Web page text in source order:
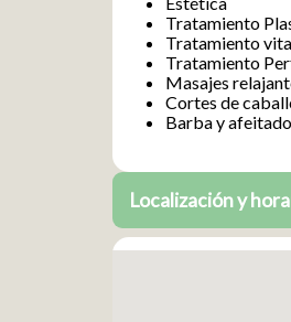
Tratamiento
Tratamiento
Tratamiento
Masajes
Cortes de
Barba y afeitado
Localización y